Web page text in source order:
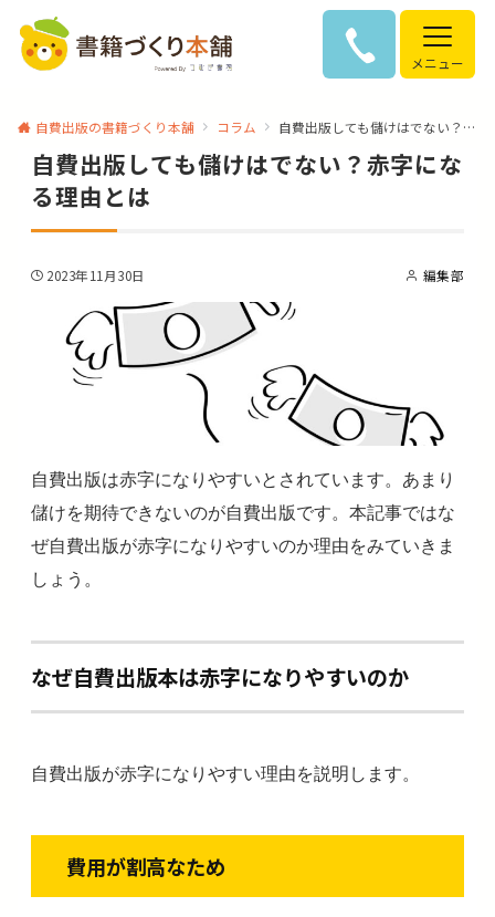
メニュー
自費出版の書籍づくり本舗 コラム 自費出版しても儲けはでない？赤字になる理由とは
自費出版しても儲けはでない？赤字にな
る理由とは
2023年11月30日 編集部
自費出版は赤字になりやすいとされています。あまり
儲けを期待できないのが自費出版です。本記事ではな
ぜ自費出版が赤字になりやすいのか理由をみていきま
しょう。
なぜ自費出版本は赤字になりやすいのか
自費出版が赤字になりやすい理由を説明します。
費用が割高なため